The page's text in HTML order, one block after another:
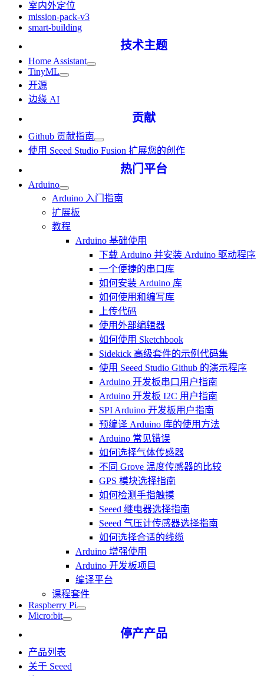
室内外定位
mission-pack-v3
smart-building
技术主题
Home Assistant
TinyML
开源
边缘 AI
贡献
Github 贡献指南
使用 Seeed Studio Fusion 扩展您的创作
热门平台
Arduino
Arduino 入门指南
扩展板
教程
Arduino 基础使用
下载 Arduino 并安装 Arduino 驱动程序
一个便捷的串口库
如何安装 Arduino 库
如何使用和编写库
上传代码
使用外部编辑器
如何使用 Sketchbook
Sidekick 高级套件的示例代码集
使用 Seeed Studio Github 的演示程序
Arduino 开发板串口用户指南
Arduino 开发板 I2C 用户指南
SPI Arduino 开发板用户指南
预编译 Arduino 库的使用方法
Arduino 常见错误
如何选择气体传感器
不同 Grove 温度传感器的比较
GPS 模块选择指南
如何检测手指触摸
Seeed 继电器选择指南
Seeed 气压计传感器选择指南
如何选择合适的线缆
Arduino 增强使用
Arduino 开发板项目
编译平台
课程套件
Raspberry Pi
Micro:bit
停产产品
产品列表
关于 Seeed